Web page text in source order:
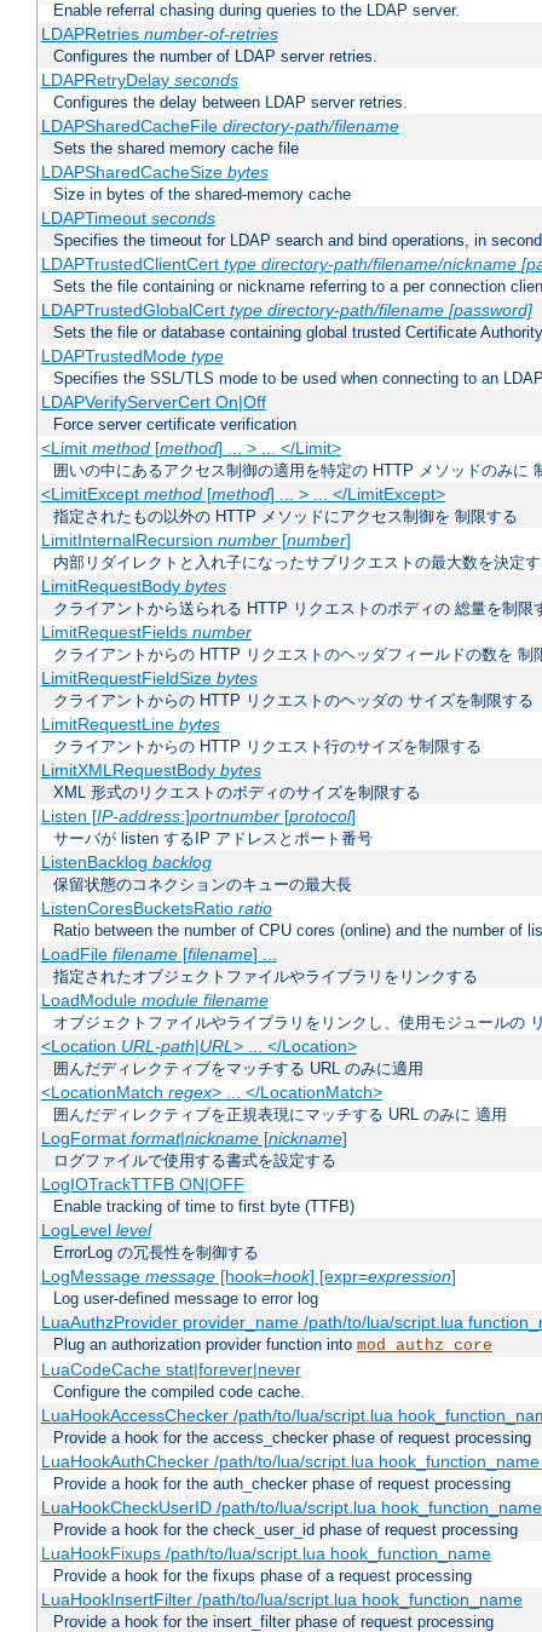
Enable referral chasing during queries to the LDAP server.
LDAPRetries number-of-retries
Configures the number of LDAP server retries.
LDAPRetryDelay seconds
Configures the delay between LDAP server retries.
LDAPSharedCacheFile directory-path/filename
Sets the shared memory cache file
LDAPSharedCacheSize bytes
Size in bytes of the shared-memory cache
LDAPTimeout seconds
Specifies the timeout for LDAP search and bind operations, in
LDAPTrustedClientCert type directory-path/filename/nickname
Sets the file containing or nickname referring to a per connection
LDAPTrustedGlobalCert type directory-path/filename [password]
Sets the file or database containing global trusted Certificate
LDAPTrustedMode type
Specifies the SSL/TLS mode to be used when connecting to an
LDAPVerifyServerCert On|Off
Force server certificate verification
<Limit method[method] ... > ... </Limit>
囲いの中にあるアクセス制御の適用を特定の HTTP メソッドのみに
<LimitExcept method[method] ... > ... </LimitExcept>
指定されたもの以外の HTTP メソッドにアクセス制御を 制限する
LimitInternalRecursion number[number]
内部リダイレクトと入れ子になったサブリクエストの最大数を決定
LimitRequestBody bytes
クライアントから送られる HTTP リクエストのボディの 総量を制限
LimitRequestFields number
クライアントからの HTTP リクエストのヘッダフィールドの数を 制
LimitRequestFieldSize bytes
クライアントからの HTTP リクエストのヘッダの サイズを制限する
LimitRequestLine bytes
クライアントからの HTTP リクエスト行のサイズを制限する
LimitXMLRequestBody bytes
XML 形式のリクエストのボディのサイズを制限する
Listen [IP-address:]portnumber[protocol]
サーバが listen するIP アドレスとポート番号
ListenBacklog backlog
保留状態のコネクションのキューの最大長
ListenCoresBucketsRatio ratio
Ratio between the number of CPU cores (online) and the number of
LoadFile filename[filename] ...
指定されたオブジェクトファイルやライブラリをリンクする
LoadModule module filename
オブジェクトファイルやライブラリをリンクし、使用モジュールの
<Location URL-path|URL> ... </Location>
囲んだディレクティブをマッチする URL のみに適用
<LocationMatch regex> ... </LocationMatch>
囲んだディレクティブを正規表現にマッチする URL のみに 適用
LogFormat format|nickname[nickname]
ログファイルで使用する書式を設定する
LogIOTrackTTFB ON|OFF
Enable tracking of time to first byte (TTFB)
LogLevel level
ErrorLog の冗長性を制御する
LogMessage message[hook=hook] [expr=expression]
Log user-defined message to error log
LuaAuthzProvider provider_name /path/to/lua/script.lua
Plug an authorization provider function into mod_authz_core
LuaCodeCache stat|forever|never
Configure the compiled code cache.
LuaHookAccessChecker /path/to/lua/script.lua
Provide a hook for the access_checker phase of request processing
LuaHookAuthChecker /path/to/lua/script.lua
Provide a hook for the auth_checker phase of request processing
LuaHookCheckUserID /path/to/lua/script.lua
Provide a hook for the check_user_id phase of request processing
LuaHookFixups /path/to/lua/script.lua hook_function_name
Provide a hook for the fixups phase of a request processing
LuaHookInsertFilter /path/to/lua/script.lua hook_function_name
Provide a hook for the insert_filter phase of request processing